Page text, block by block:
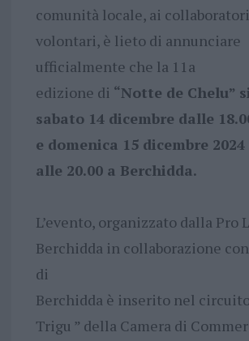
comunità locale, ai
volontari, è lieto di annunciare
ufficialmente che la 11a
edizione di “Notte de Chelu”
sabato 14 dicembre dalle
e domenica 15 dicembre
alle 20.00 a Berchidda.
L’evento, organizzato dalla Pro
Berchidda in collaborazione
di
Berchidda è inserito nel
Trigu ” della Camera di